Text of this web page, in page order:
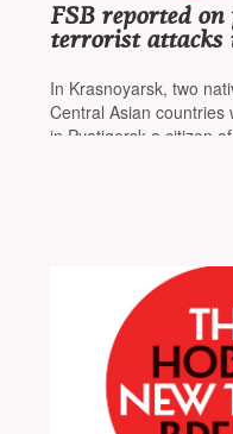
FSB reported
terrorist attacks
In Krasnoyarsk, two
Central Asian countries
in Pyatigorsk a citizen